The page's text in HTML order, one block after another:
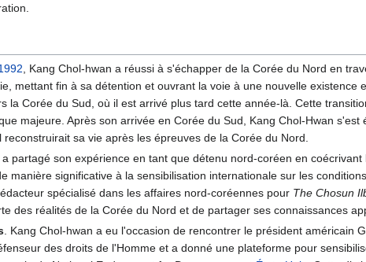
, Kang Chol-hwan a réussi à s'échapper de la Corée du Nord en
mettant fin à sa détention et ouvrant la voie à une nouvelle
la Corée du Sud, où il est arrivé plus tard cette année-là. Cette
majeure. Après son arrivée en Corée du Sud, Kang Chol-Hwan
sa vie après les épreuves de la Corée du Nord.
partagé son expérience en tant que détenu nord-coréen en coécrivant
manière significative à la sensibilisation internationale sur les
spécialisé dans les affaires nord-coréennes pour The Chosun
des réalités de la Corée du Nord et de partager ses connaissances
. Kang Chol-hwan a eu l'occasion de rencontrer le président américain
des droits de l'Homme et a donné une plateforme pour